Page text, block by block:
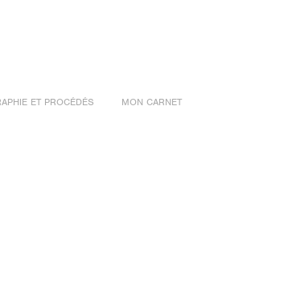
ET PROCÉDÉS MON CARNET